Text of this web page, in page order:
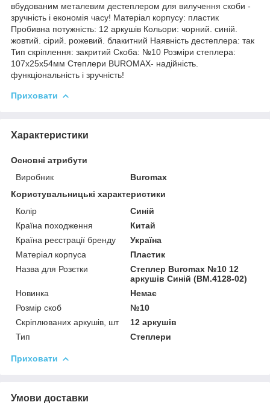
вбудованим металевим дестеплером для вилучення скоби -
зручність і економія часу! Матеріал корпусу: пластик
Пробивна потужність: 12 аркушів Кольори: чорний. синій.
жовтий. сірий. рожевий. блакитний Наявність дестеплера: так
Тип скріплення: закритий Скоба: №10 Розміри степлера:
107х25х54мм Степлери BUROMAX- надійність.
функціональність і зручність!
Приховати
Характеристики
Основні атрибути
Виробник
Buromax
Користувальницькі характеристики
Колір
Синій
Країна походження
Китай
Країна реєстрації бренду
Україна
Матеріал корпуса
Пластик
Назва для Розєтки
Степлер Buromax №10 12
аркушів Синій (BM.4128-02)
Новинка
Немає
Розмір скоб
№10
Скріплюваних аркушів, шт
12 аркушів
Тип
Степлери
Приховати
Умови доставки